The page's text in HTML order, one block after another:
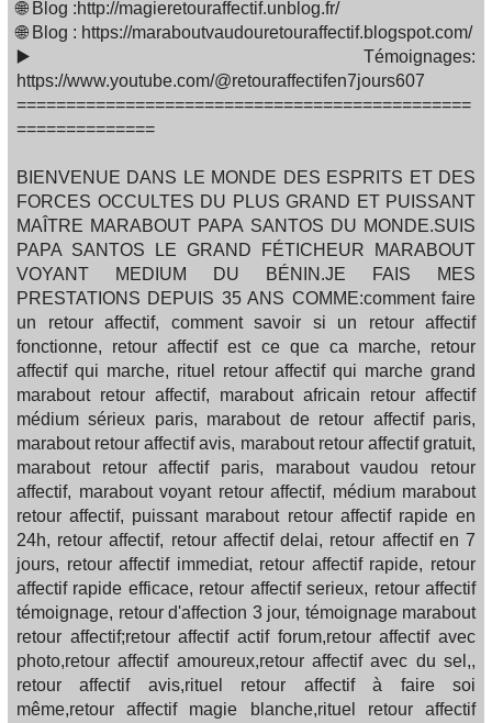
🌐 Blog :http://magieretouraffectif.unblog.fr/
🌐 Blog : https://maraboutvaudouretouraffectif.blogspot.com/
▶️ Témoignages:
https://www.youtube.com/@retouraffectifen7jours607
==============================================
==============
BIENVENUE DANS LE MONDE DES ESPRITS ET DES
FORCES OCCULTES DU PLUS GRAND ET PUISSANT
MAÎTRE MARABOUT PAPA SANTOS DU MONDE.SUIS
PAPA SANTOS LE GRAND FÉTICHEUR MARABOUT
VOYANT MEDIUM DU BÉNIN.JE FAIS MES
PRESTATIONS DEPUIS 35 ANS COMME:comment faire
un retour affectif, comment savoir si un retour affectif
fonctionne, retour affectif est ce que ca marche, retour
affectif qui marche, rituel retour affectif qui marche grand
marabout retour affectif, marabout africain retour affectif
médium sérieux paris, marabout de retour affectif paris,
marabout retour affectif avis, marabout retour affectif gratuit,
marabout retour affectif paris, marabout vaudou retour
affectif, marabout voyant retour affectif, médium marabout
retour affectif, puissant marabout retour affectif rapide en
24h, retour affectif, retour affectif delai, retour affectif en 7
jours, retour affectif immediat, retour affectif rapide, retour
affectif rapide efficace, retour affectif serieux, retour affectif
témoignage, retour d'affection 3 jour, témoignage marabout
retour affectif;retour affectif actif forum,retour affectif avec
photo,retour affectif amoureux,retour affectif avec du sel,,
retour affectif avis,rituel retour affectif à faire soi
même,retour affectif magie blanche,rituel retour affectif